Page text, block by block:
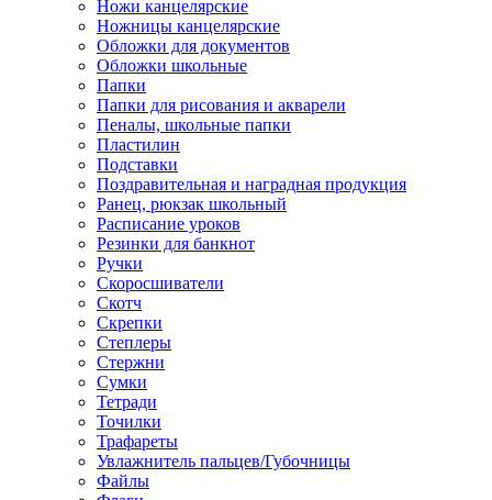
Ножи канцелярские
Ножницы канцелярские
Обложки для документов
Обложки школьные
Папки
Папки для рисования и акварели
Пеналы, школьные папки
Пластилин
Подставки
Поздравительная и наградная продукция
Ранец, рюкзак школьный
Расписание уроков
Резинки для банкнот
Ручки
Скоросшиватели
Скотч
Скрепки
Степлеры
Стержни
Сумки
Тетради
Точилки
Трафареты
Увлажнитель пальцев/Губочницы
Файлы